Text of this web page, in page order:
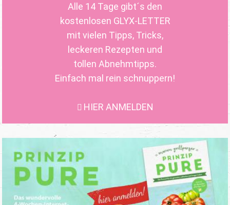
Alle 14 Tage gibt´s den
kostenlosen GLYX-LETTER
mit vielen Tipps, Tricks,
leckeren Rezepten und
tollen Abnehmtipps.
Einfach mal rein schnuppern!
HIER ANMELDEN